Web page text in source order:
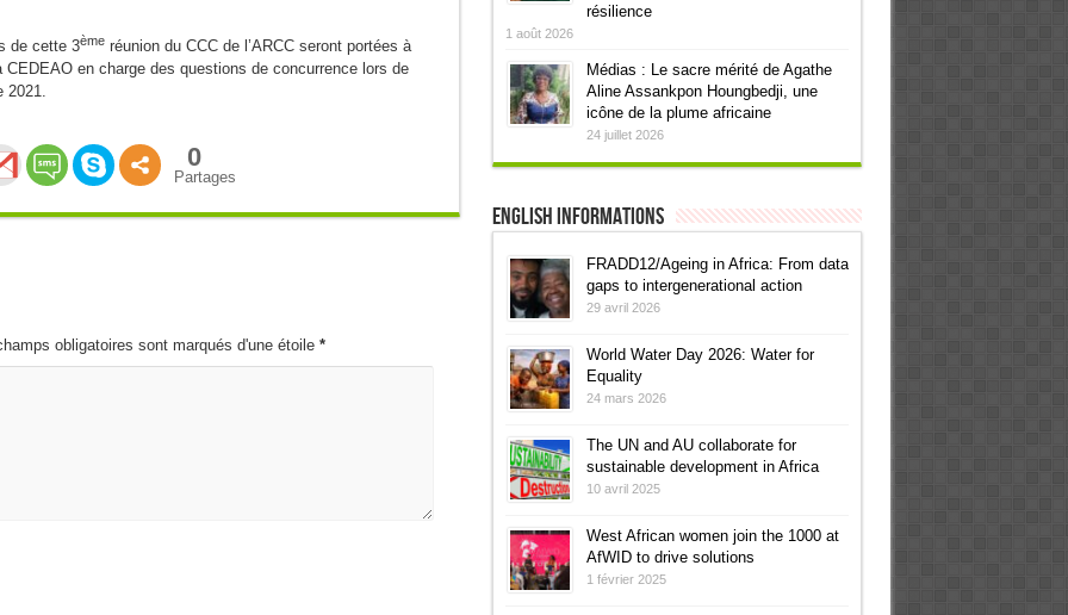
de cette 3èmeréunion du CCC de l’ARCC seront portées à
en charge des questions de concurrence lors de
0
Partages
obligatoires sont marqués d'une étoile *
résilience
1 août 2026
Médias : Le sacre mérité de Agathe
Aline Assankpon Houngbedji, une
icône de la plume africaine
24 juillet 2026
English informations
FRADD12/Ageing in Africa: From data
gaps to intergenerational action
29 avril 2026
World Water Day 2026: Water for
Equality
24 mars 2026
The UN and AU collaborate for
sustainable development in Africa
10 avril 2025
West African women join the 1000 at
AfWID to drive solutions
1 février 2025